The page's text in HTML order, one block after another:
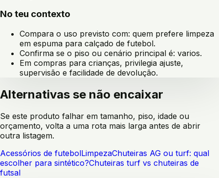
No teu contexto
Compara o uso previsto com: quem prefere limpeza
em espuma para calçado de futebol.
Confirma se o piso ou cenário principal é: varios.
Em compras para crianças, privilegia ajuste,
supervisão e facilidade de devolução.
Alternativas se não encaixar
Se este produto falhar em tamanho, piso, idade ou
orçamento, volta a uma rota mais larga antes de abrir
outra listagem.
Acessórios de futebolLimpezaChuteiras AG ou turf: qual
escolher para sintético?Chuteiras turf vs chuteiras de
futsal